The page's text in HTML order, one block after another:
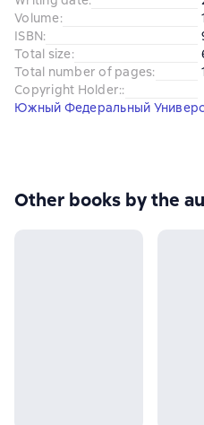
Volume:
ISBN:
Total size:
Total number of pages:
Copyright Holder::
Южный Федеральный
Other books by the